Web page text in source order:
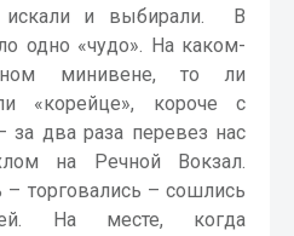
и выбирали.
В
одно «чудо». На каком-
минивене, то ли
«корейце», короче с
два раза перевез нас
на Речной Вокзал.
– торговались – сошлись
На месте, когда